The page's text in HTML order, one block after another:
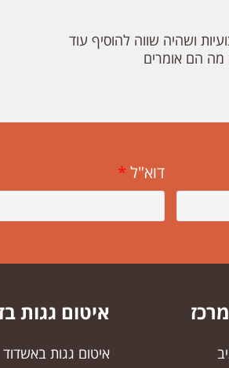
ושהיה שווה להוסיף עוד
מה הם אומרים
דוא"ל *
איטום גגות
איטום גגות באשדוד